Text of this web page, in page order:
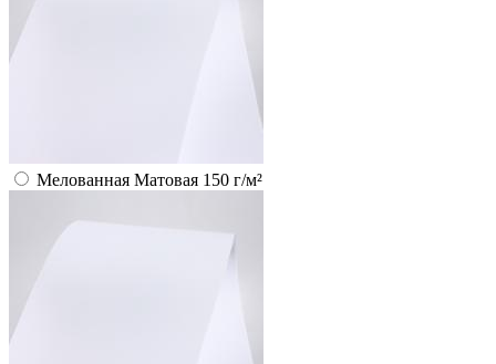
Мелованная Матовая 150 г/м²